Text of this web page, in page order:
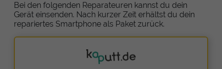
Bei den folgenden Reparateuren kannst du dein
Gerät einsenden. Nach kurzer Zeit erhältst du dein
repariertes Smartphone als Paket zurück.